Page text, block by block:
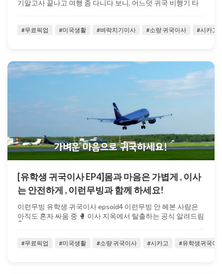
기말고사 끝나고 여행 좀 다니다 보니, 어느덧 귀국 비행기 타
#무료픽업 #미국생활 #벼락치기이사 #소량 귀국이사 #시카고
[유학생 귀국이사 EP4]몸과 마음은 가볍게 , 이사
는 안전하게 , 이런무빙과 함께 하세요!
이런무빙 유학생 귀국이사 epsoid4 이런무빙 안 헤본 사람은
아직도 혼자 싸움 중 🥊 이사 지옥에서 탈출하는 공식 알려드림
#무료픽업 #미국생활 #소량 귀국이사 #시카고 #유학생귀국이